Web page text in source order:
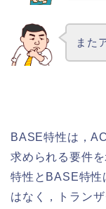
また
BASE特性は，
求められる要件
特性とBASE特性
はなく，トラン